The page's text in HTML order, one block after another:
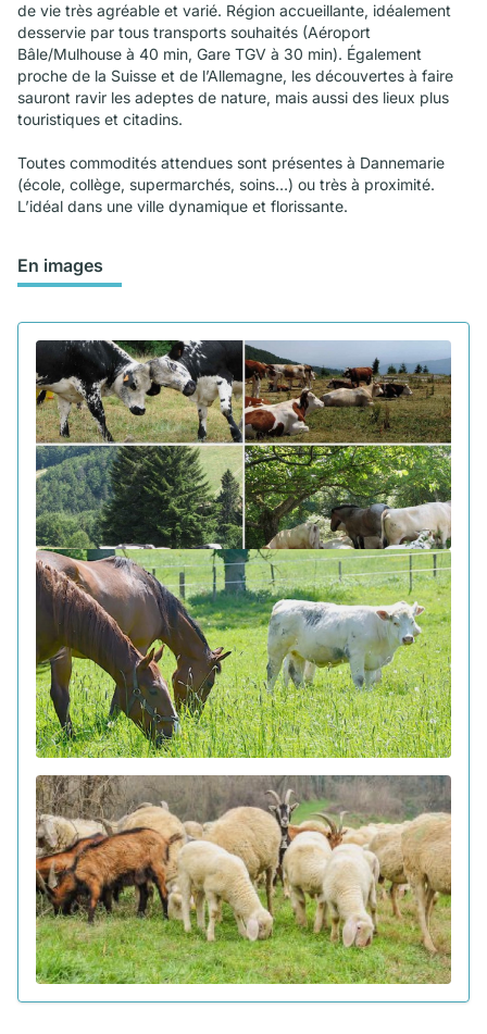
de vie très agréable et varié. Région accueillante, idéalement
desservie par tous transports souhaités (Aéroport
Bâle/Mulhouse à 40 min, Gare TGV à 30 min). Également
proche de la Suisse et de l’Allemagne, les découvertes à faire
sauront ravir les adeptes de nature, mais aussi des lieux plus
touristiques et citadins.
Toutes commodités attendues sont présentes à Dannemarie
(école, collège, supermarchés, soins…) ou très à proximité.
L’idéal dans une ville dynamique et florissante.
En images